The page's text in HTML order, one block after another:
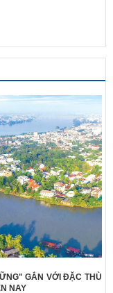
GẮN VỚI ĐẶC THÙ
NAY